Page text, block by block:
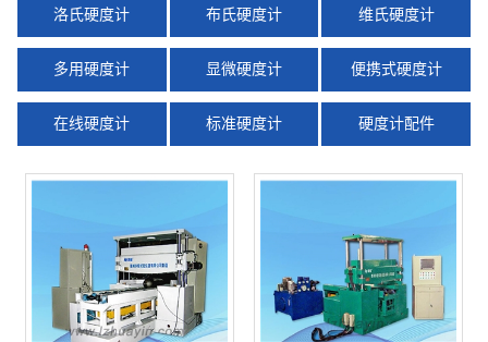
洛氏硬度计 布氏硬度计 维氏硬度计
多用硬度计 显微硬度计 便携式硬度计
在线硬度计 标准硬度计 硬度计配件
扫描微信二维码 X